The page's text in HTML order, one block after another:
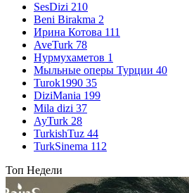
SesDizi 210
Beni Birakma 2
Ирина Котова 111
AveTurk 78
Нурмухаметов 1
Мыльные оперы Турции 40
Turok1990 35
DiziMania 199
Mila dizi 37
AyTurk 28
TurkishTuz 44
TurkSinema 112
Топ Недели